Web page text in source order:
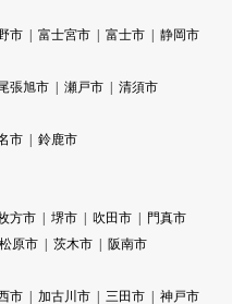
市 富士宮市 富士市
静岡市
張旭市 瀬戸市
清須市
市
鈴鹿市
方市 堺市 吹田市
門真市
松原市 茨木市
阪南市
市 加古川市 三田市
神戸市